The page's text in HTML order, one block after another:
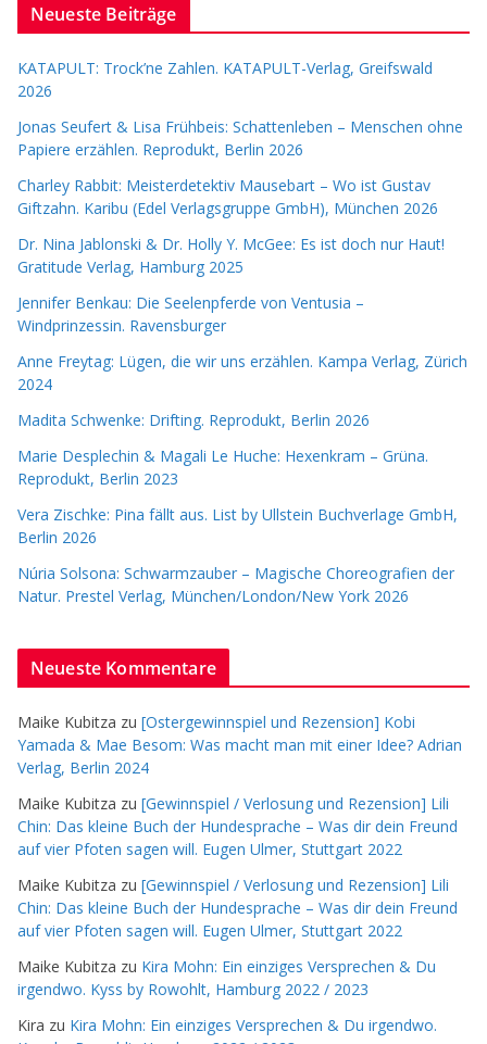
Neueste Beiträge
KATAPULT: Trock’ne Zahlen. KATAPULT-Verlag, Greifswald
2026
Jonas Seufert & Lisa Frühbeis: Schattenleben – Menschen ohne
Papiere erzählen. Reprodukt, Berlin 2026
Charley Rabbit: Meisterdetektiv Mausebart – Wo ist Gustav
Giftzahn. Karibu (Edel Verlagsgruppe GmbH), München 2026
Dr. Nina Jablonski & Dr. Holly Y. McGee: Es ist doch nur Haut!
Gratitude Verlag, Hamburg 2025
Jennifer Benkau: Die Seelenpferde von Ventusia –
Windprinzessin. Ravensburger
Anne Freytag: Lügen, die wir uns erzählen. Kampa Verlag, Zürich
2024
Madita Schwenke: Drifting. Reprodukt, Berlin 2026
Marie Desplechin & Magali Le Huche: Hexenkram – Grüna.
Reprodukt, Berlin 2023
Vera Zischke: Pina fällt aus. List by Ullstein Buchverlage GmbH,
Berlin 2026
Núria Solsona: Schwarmzauber – Magische Choreografien der
Natur. Prestel Verlag, München/London/New York 2026
Neueste Kommentare
Maike Kubitza zu [Ostergewinnspiel und Rezension] Kobi
Yamada & Mae Besom: Was macht man mit einer Idee? Adrian
Verlag, Berlin 2024
Maike Kubitza zu [Gewinnspiel / Verlosung und Rezension] Lili
Chin: Das kleine Buch der Hundesprache – Was dir dein Freund
auf vier Pfoten sagen will. Eugen Ulmer, Stuttgart 2022
Maike Kubitza zu [Gewinnspiel / Verlosung und Rezension] Lili
Chin: Das kleine Buch der Hundesprache – Was dir dein Freund
auf vier Pfoten sagen will. Eugen Ulmer, Stuttgart 2022
Maike Kubitza zu Kira Mohn: Ein einziges Versprechen & Du
irgendwo. Kyss by Rowohlt, Hamburg 2022 / 2023
Kira zu Kira Mohn: Ein einziges Versprechen & Du irgendwo.